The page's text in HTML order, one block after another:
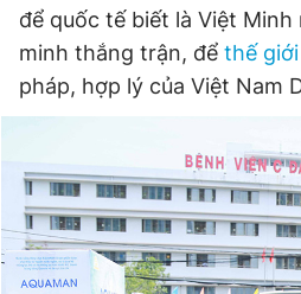
để quốc tế biết là Việt
minh thắng trận, để thế giới
pháp, hợp lý của Việt Nam